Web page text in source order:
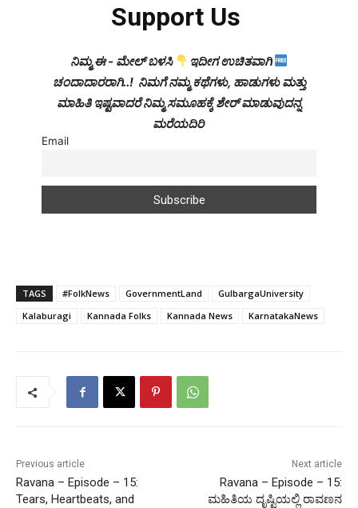
Support Us
ನಿಮ್ಮ ಈ - ಮೇಲ್ ಬಳಸಿ
ಇದೀಗ ಉಚಿತವಾಗಿ
ಚಂದಾದಾರರಾಗಿ..! ನಿಮಗೆ ನಮ್ಮ ಕಥೆಗಳು, ಹಾಡುಗಳು ಮತ್ತು
ಮಾಹಿತಿ ಇಷ್ಟವಾದರೆ ನಿಮ್ಮ ಸಮೂಹಕ್ಕೆ ಶೇರ್ ಮಾಡುವುದನ್ನ
ಮರೆಯದಿರಿ
Email
TAGS #FolkNews GovernmentLand
GulbargaUniversity
Kalaburagi
Kannada Folks Kannada News KarnatakaNews
Previous article
Ravana – Episode – 15:
Tears, Heartbeats, and
Next article
Ravana – Episode – 15:
ಮಹಿತಿಯ ದೃಷ್ಟಿಯಲ್ಲಿ ರಾವಣನ